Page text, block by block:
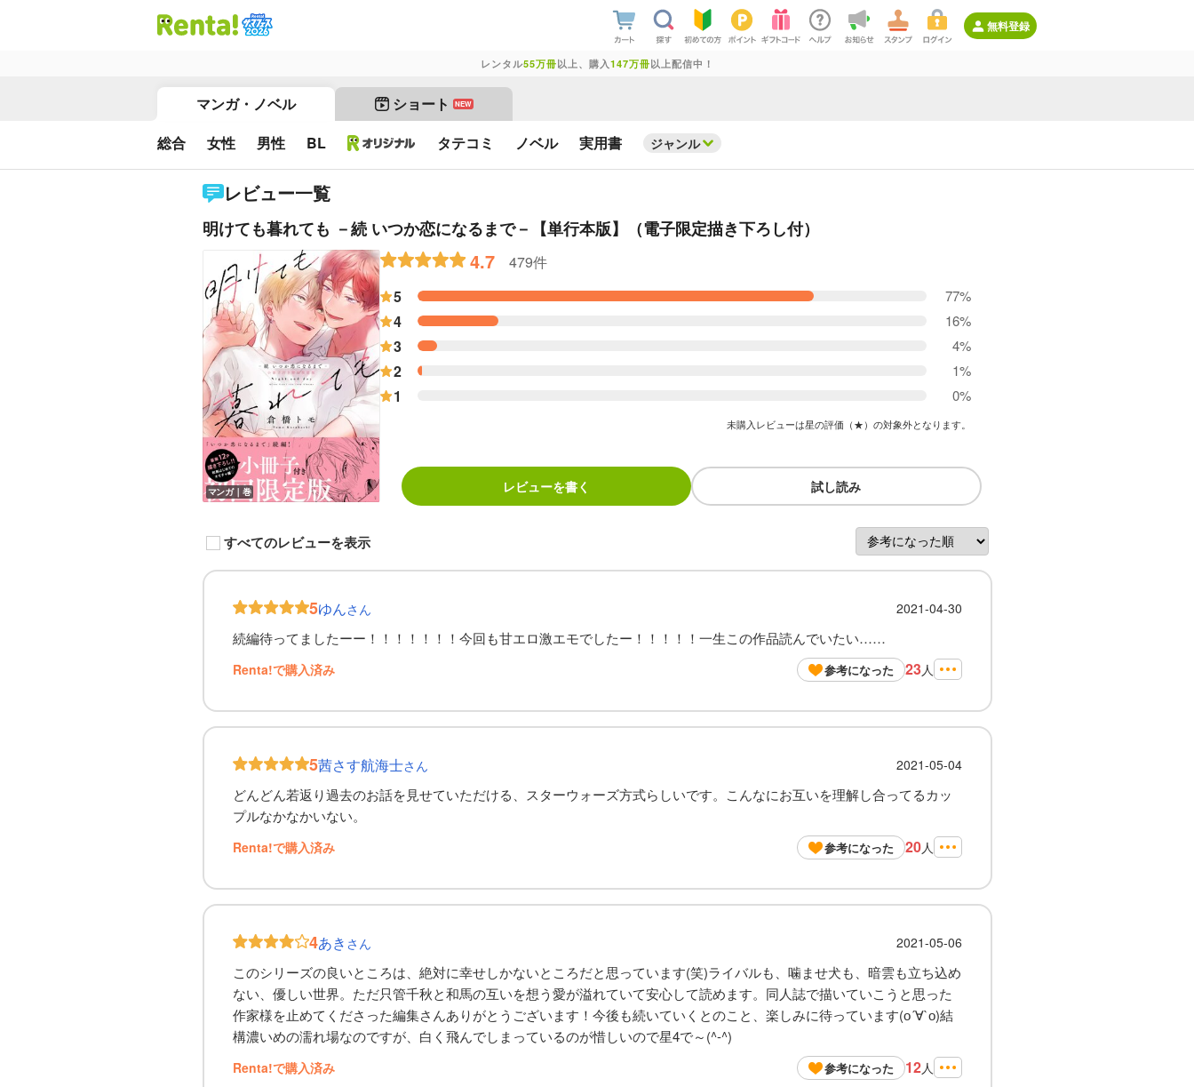
無料登録
レンタル55万冊以上、購入 147万冊以上配信中！
マンガ・ノベル ショート NEW
総合 女性 男性 BL タテコミ ノベル 実用書 ジャンル
レビュー一覧
明けても暮れても －続 いつか恋になるまで－【単行本版】（電子限定描き下ろし付）
マンガ｜巻
4.7
479件
5
77%
4 16%
3 4%
2 1%
1 0%
未購入レビューは星の評価（★）の対象外となります。
レビューを書く 試し読み
すべてのレビューを表示
5ゆんさん 2021-04-30
続編待ってましたーー！！！！！！！今回も甘エロ激エモでしたー！！！！！一生この作品読んでいたい……
Renta!で購入済み 参考になった 23人
5茜さす航海士さん 2021-05-04
どんどん若返り過去のお話を見せていただける、スターウォーズ方式らしいです。こんなにお互いを理解し合ってるカッ
プルなかなかいない。
Renta!で購入済み 参考になった 20人
4あき さん 2021-05-06
このシリーズの良いところは、絶対に幸せしかないところだと思っています(笑)ライバルも、噛ませ犬も、暗雲も立ち込め
ない、優しい世界。ただ只管千秋と和馬の互いを想う愛が溢れていて安心して読めます。同人誌で描いていこうと思った
作家様を止めてくださった編集さんありがとうございます！今後も続いていくとのこと、楽しみに待っています(о´∀`о)結
構濃いめの濡れ場なのですが、白く飛んでしまっているのが惜しいので星4で～(^-^)
Renta!で購入済み 参考になった 12人